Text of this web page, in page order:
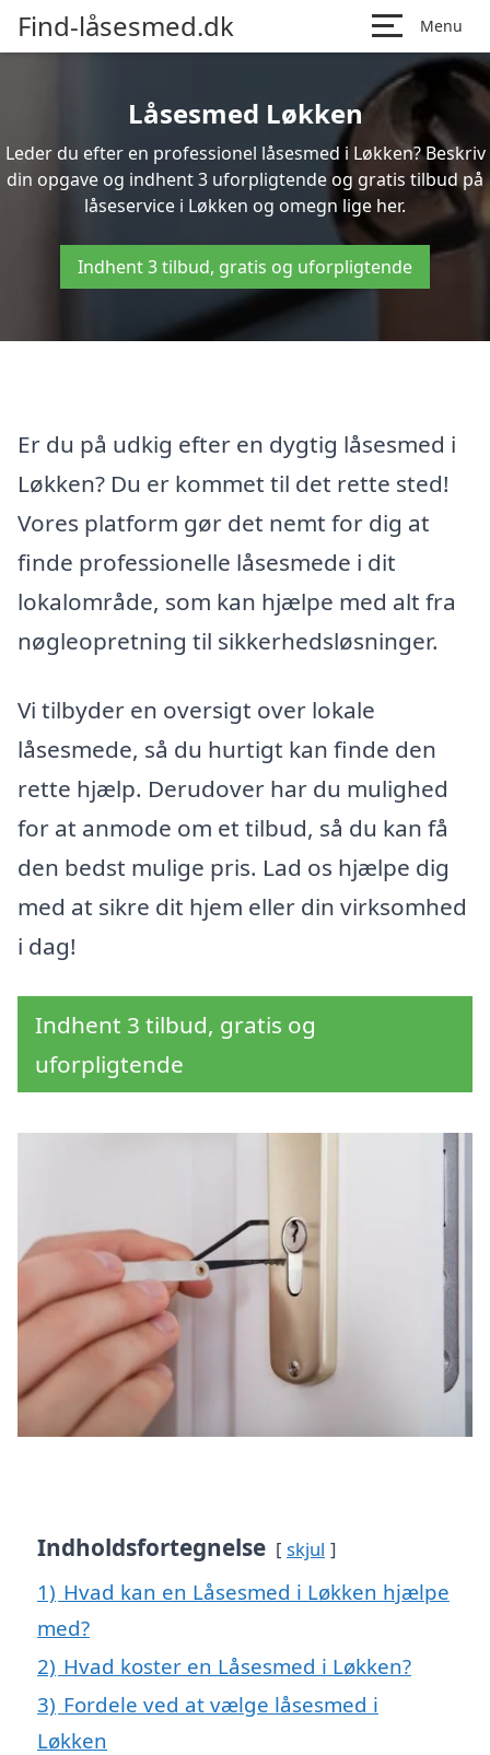
Find-låsesmed.dk Menu
Låsesmed Løkken
Leder du efter en professionel låsesmed i Løkken? Beskriv
din opgave og indhent 3 uforpligtende og gratis tilbud på
låseservice i Løkken og omegn lige her.
Indhent 3 tilbud, gratis og uforpligtende
Er du på udkig efter en dygtig låsesmed i
Løkken? Du er kommet til det rette sted!
Vores platform gør det nemt for dig at
finde professionelle låsesmede i dit
lokalområde, som kan hjælpe med alt fra
nøgleopretning til sikkerhedsløsninger.
Vi tilbyder en oversigt over lokale
låsesmede, så du hurtigt kan finde den
rette hjælp. Derudover har du mulighed
for at anmode om et tilbud, så du kan få
den bedst mulige pris. Lad os hjælpe dig
med at sikre dit hjem eller din virksomhed
i dag!
Indhent 3 tilbud, gratis og
uforpligtende
Indholdsfortegnelse skjul
1) Hvad kan en Låsesmed i Løkken hjælpe
med?
2) Hvad koster en Låsesmed i Løkken?
3) Fordele ved at vælge låsesmed i
Løkken